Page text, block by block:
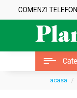
COMENZI
acasa